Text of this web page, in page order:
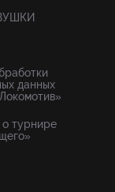
данных
турнире